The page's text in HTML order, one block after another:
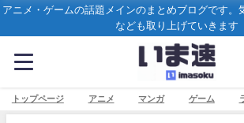
アニメ・ゲームの話題メインのまとめブログです。
なども取り上げていきます
トップページ アニメ マンガ ゲーム